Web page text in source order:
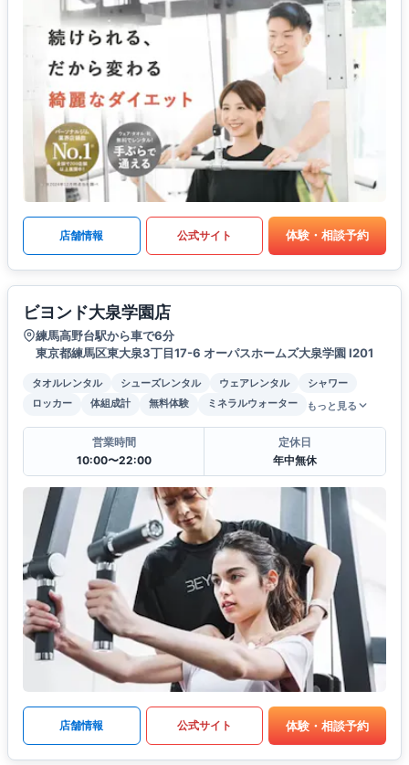
店舗情報 公式サイト 体験・相談予約
ビヨンド大泉学園店
練馬高野台駅から車で6分
東京都練馬区東大泉3丁目17-6 オーパスホームズ大泉学園 Ⅰ201
タオルレンタル シューズレンタル ウェアレンタル
シャワー
ロッカー
体組成計 無料体験 ミネラルウォーター もっと見る
営業時間
10:00〜22:00
定休日
年中無休
店舗情報 公式サイト 体験・相談予約